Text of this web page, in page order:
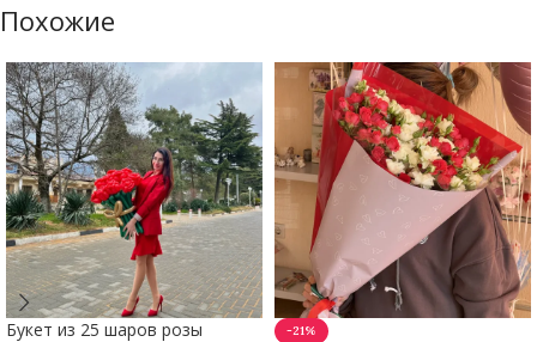
Похожие
Букет из 25 шаров розы -21%